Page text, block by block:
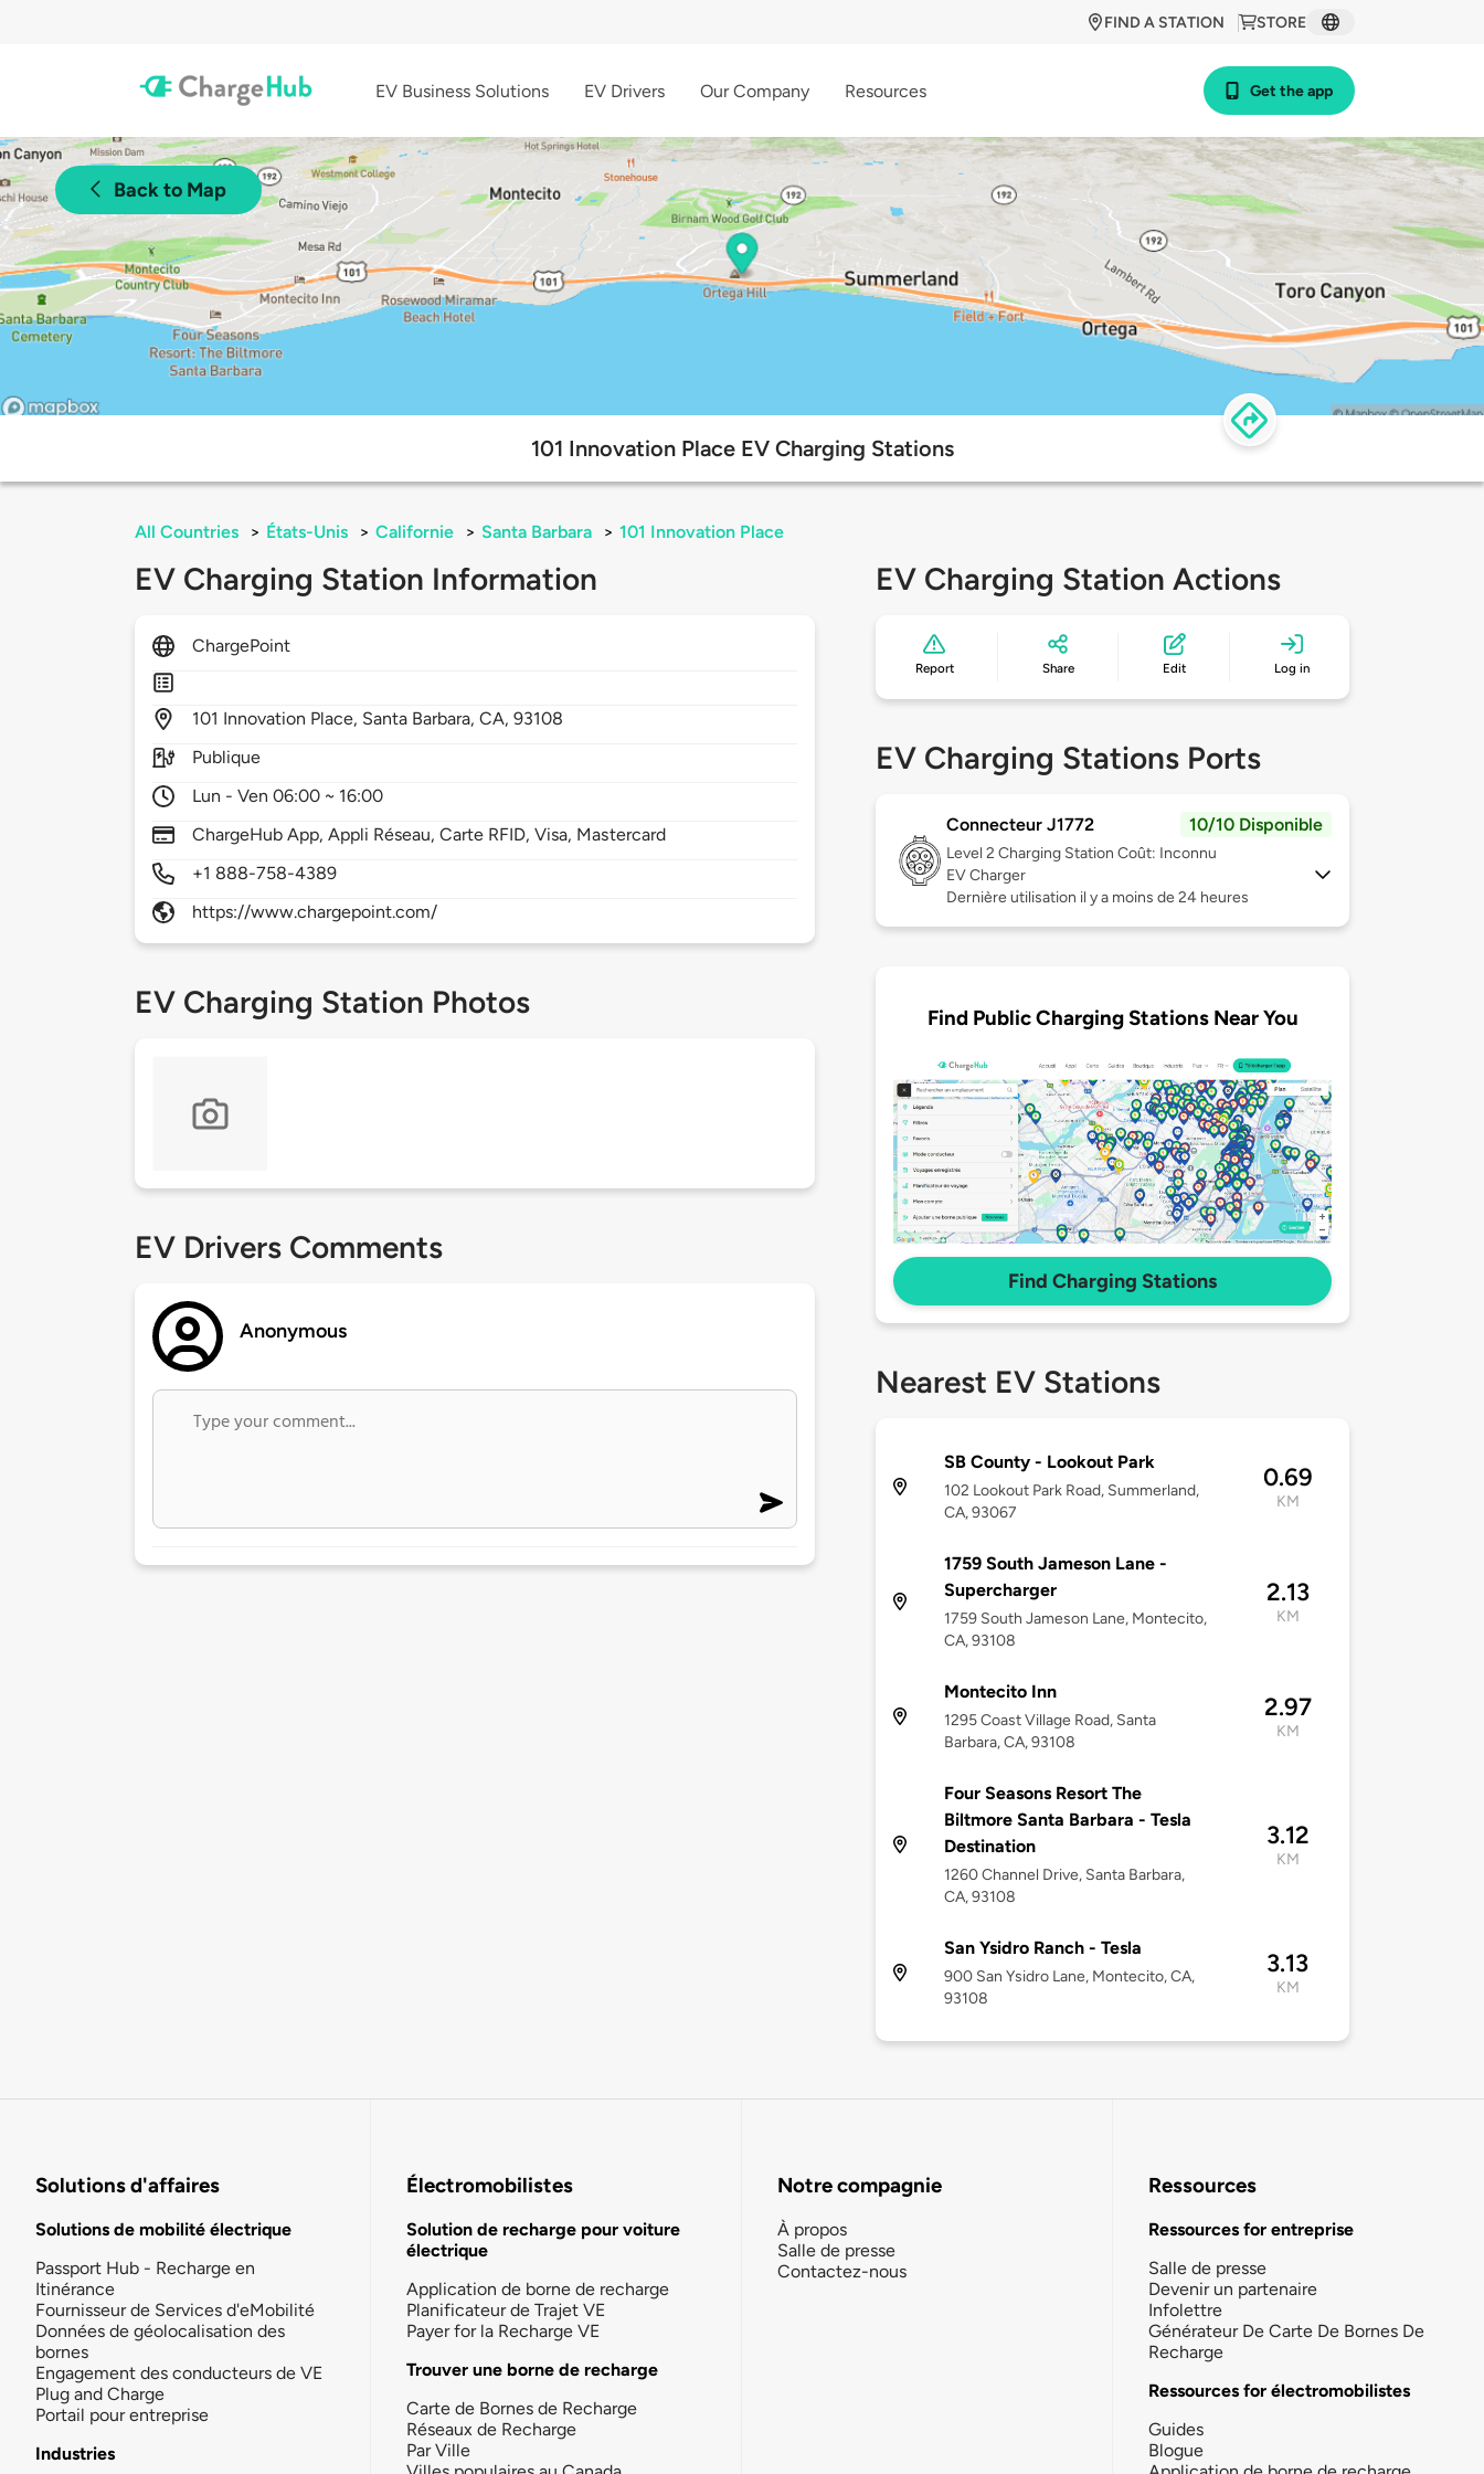
STORE
FIND A STATION
EV Business Solutions EV Drivers Our Company Resources Get the app
Back to Map
101 Innovation Place EV Charging Stations
All Countries > États-Unis > Californie > Santa Barbara > 101 Innovation Place
EV Charging Station Information
ChargePoint
101 Innovation Place, Santa Barbara,CA,93108
Publique
Lun - Ven 06:00 ~ 16:00
ChargeHub App, Appli Réseau, Carte RFID, Visa, Mastercard
+1 888-758-4389
https://www.chargepoint.com/
EV Charging Station Photos
EV Drivers Comments
Anonymous
EV Charging Station Actions
Report Share Edit Log in
EV Charging Stations Ports
Connecteur J1772 10/10 Disponible
Level 2 Charging Station Coût: Inconnu
EV Charger
Dernière utilisation il y a moins de 24 heures
Find Public Charging Stations Near You
Find Charging Stations
Nearest EV Stations
SB County - Lookout Park
102 Lookout Park Road, Summerland,
CA, 93067
0.69
KM
1759 South Jameson Lane -
Supercharger
1759 South Jameson Lane, Montecito,
CA, 93108
2.13
KM
Montecito Inn
1295 Coast Village Road, Santa
Barbara, CA, 93108
2.97
KM
Four Seasons Resort The
Biltmore Santa Barbara - Tesla
Destination
1260 Channel Drive, Santa Barbara,
CA, 93108
3.12
KM
San Ysidro Ranch - Tesla
900 San Ysidro Lane, Montecito, CA,
93108
3.13
KM
Solutions d'affaires
Solutions de mobilité électrique
Passport Hub - Recharge en
Itinérance
Fournisseur de Services d'eMobilité
Données de géolocalisation des
bornes
Engagement des conducteurs de VE
Plug and Charge
Portail pour entreprise
Industries
Électromobilistes
Solution de recharge pour voiture
électrique
Application de borne de recharge
Planificateur de Trajet VE
Payer for la Recharge VE
Trouver une borne de recharge
Carte de Bornes de Recharge
Réseaux de Recharge
Par Ville
Notre compagnie
À propos
Salle de presse
Contactez-nous
Ressources
Ressources for entreprise
Salle de presse
Devenir un partenaire
Infolettre
Générateur De Carte De Bornes De
Recharge
Ressources for électromobilistes
Guides
Blogue